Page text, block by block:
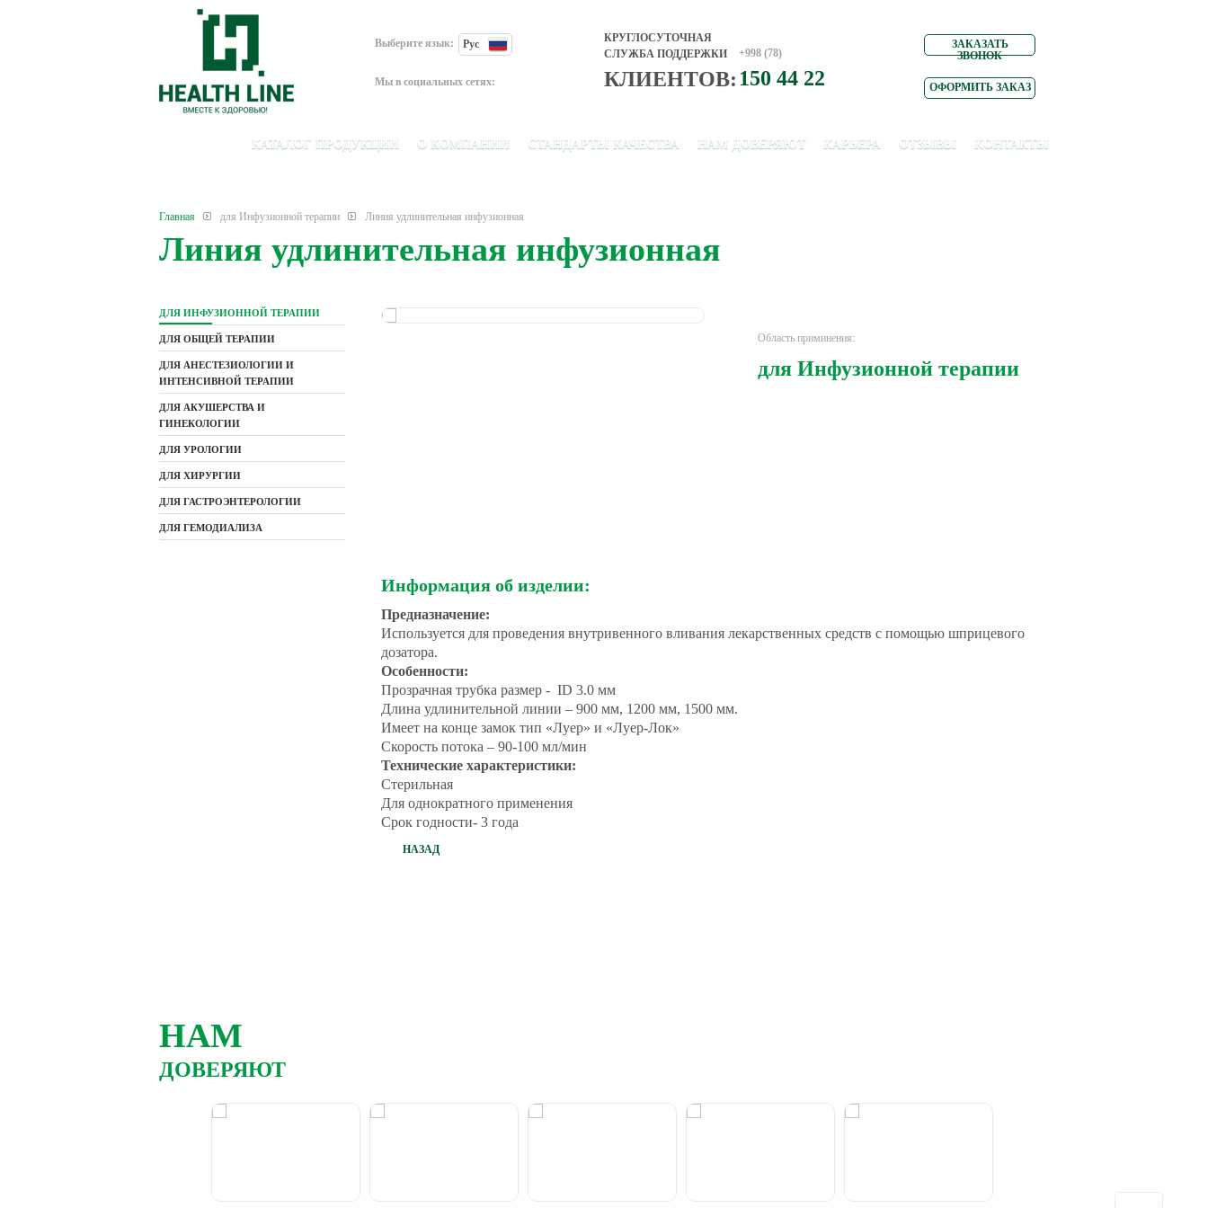
Выберите язык: Рус
Мы в социальных сетях:
КРУГЛОСУТОЧНАЯ
СЛУЖБА ПОДДЕРЖКИ
КЛИЕНТОВ:
+998 (78)
150 44 22
ЗАКАЗАТЬ
ЗВОНОК
ОФОРМИТЬ ЗАКАЗ
КАТАЛОГ ПРОДУКЦИИ О КОМПАНИИ СТАНДАРТЫ КАЧЕСТВА НАМ ДОВЕРЯЮТ КАРЬЕРА ОТЗЫВЫ КОНТАКТЫ
Главная для Инфузионной терапии Линия удлинительная инфузионная
Линия удлинительная инфузионная
ДЛЯ ИНФУЗИОННОЙ ТЕРАПИИ
ДЛЯ ОБЩЕЙ ТЕРАПИИ
ДЛЯ АНЕСТЕЗИОЛОГИИ И
ИНТЕНСИВНОЙ ТЕРАПИИ
ДЛЯ АКУШЕРСТВА И
ГИНЕКОЛОГИИ
ДЛЯ УРОЛОГИИ
ДЛЯ ХИРУРГИИ
ДЛЯ ГАСТРОЭНТЕРОЛОГИИ
ДЛЯ ГЕМОДИАЛИЗА
Область приминения:
для Инфузионной терапии
Информация об изделии:
Предназначение:
Используется для проведения внутривенного вливания лекарственных средств с помощью шприцевого
дозатора.
Особенности:
Прозрачная трубка размер - ID 3.0 мм
Длина удлинительной линии – 900 мм, 1200 мм, 1500 мм.
Имеет на конце замок тип «Луер» и «Луер-Лок»
Скорость потока – 90-100 мл/мин
Технические характеристики:
Стерильная
Для однократного применения
Срок годности- 3 года
НАЗАД
НАМ
ДОВЕРЯЮТ